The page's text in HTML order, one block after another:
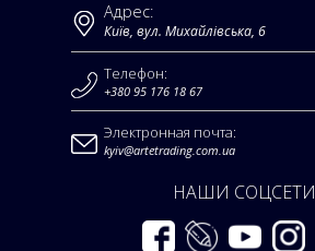
Адрес:
Київ, вул. Михайлівська, 6
Телефон:
+380 95 176 18 67
Электронная почта:
kyiv@artetrading.com.ua
НАШИ СОЦСЕТИ